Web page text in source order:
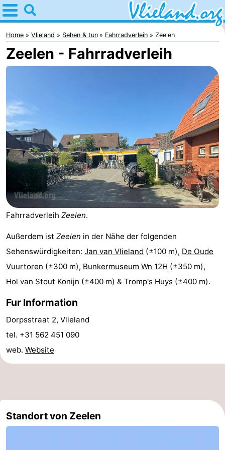
Home
Vlieland
Tipps
kindern
Oost-
Vlieland
Natur
Übernachten
Appartements
-
Vlieduyn
Campingplätze
Hotels
Strand
Sehen
tun
Museen
-
-
Home Vlieland Sehen & tun Fahrradverleih Zeelen
Zeelen - Fahrradverleih
Fahrradverleih Zeelen.
Außerdem ist Zeelen in der Nähe der folgenden
Sehenswürdigkeiten: Jan van Vlieland (±100 m), De Oude
Vuurtoren (±300 m), Bunkermuseum Wn 12H (±350 m),
Hol van Stout Konijn (±400 m) & Tromp's Huys (±400 m).
Fur Information
Dorpsstraat 2, Vlieland
tel. +31 562 451 090
web. Website
Standort von Zeelen